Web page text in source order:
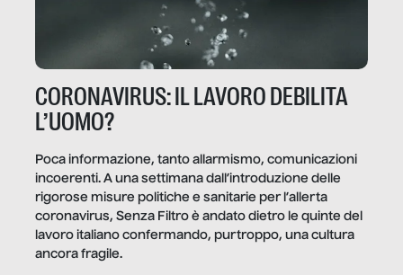
CORONAVIRUS: IL LAVORO DEBILITA
L’UOMO?
Poca informazione, tanto allarmismo, comunicazioni
incoerenti. A una settimana dall’introduzione delle
rigorose misure politiche e sanitarie per l’allerta
coronavirus, Senza Filtro è andato dietro le quinte del
lavoro italiano confermando, purtroppo, una cultura
ancora fragile.